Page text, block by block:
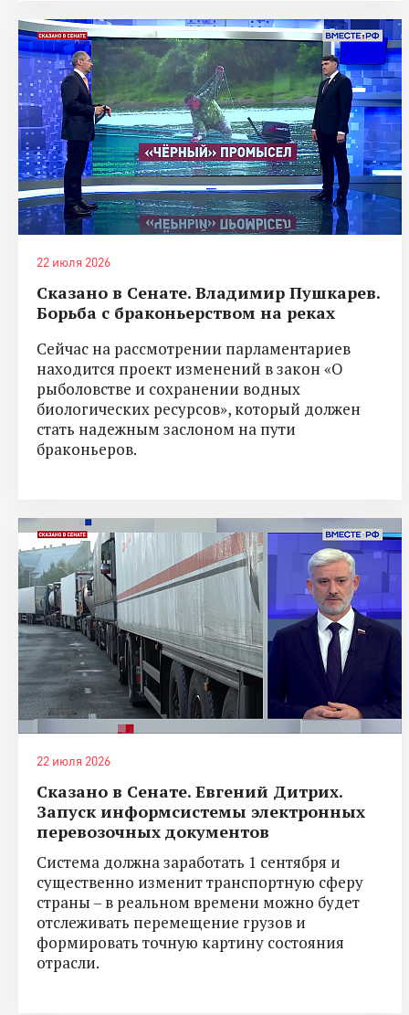
22 июля 2026
Сказано в Сенате. Владимир Пушкарев.
Борьба с браконьерством на реках
Сейчас на рассмотрении парламентариев
находится проект изменений в закон «О
рыболовстве и сохранении водных
биологических ресурсов», который должен
стать надежным заслоном на пути
браконьеров.
22 июля 2026
Сказано в Сенате. Евгений Дитрих.
Запуск информсистемы электронных
перевозочных документов
Система должна заработать 1 сентября и
существенно изменит транспортную сферу
страны – в реальном времени можно будет
отслеживать перемещение грузов и
формировать точную картину состояния
отрасли.